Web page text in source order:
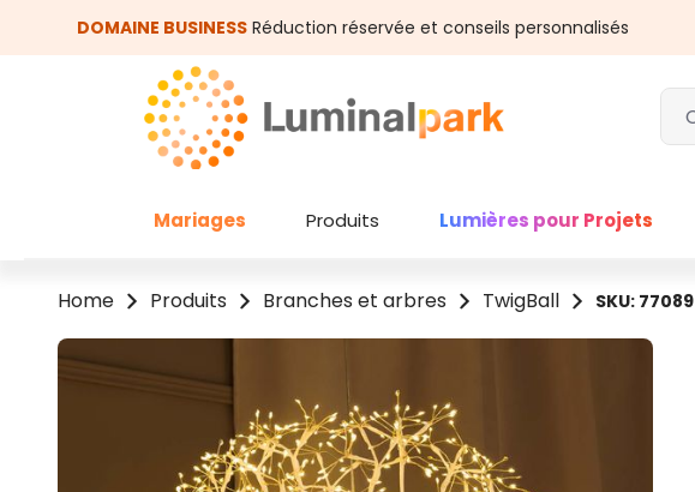
au contenu principal
Passer à la recherche
DOMAINE BUSINESS Réduction réservée et conseils personnalisés
Mariages Produits Lumières pour Projets
Home Produits Branches et arbres TwigBall SKU: 77089
Ignorer la galerie d'images